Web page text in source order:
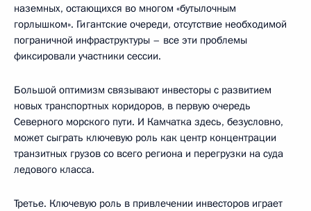
наземных, остающихся во многом «бутылочным
горлышком». Гигантские очереди, отсутствие необходимой
пограничной инфраструктуры – все эти проблемы
фиксировали участники сессии.
Большой оптимизм связывают инвесторы с развитием
новых транспортных коридоров, в первую очередь
Северного морского пути. И Камчатка здесь, безусловно,
может сыграть ключевую роль как центр концентрации
транзитных грузов со всего региона и перегрузки на суда
ледового класса.
Третье. Ключевую роль в привлечении инвесторов играет